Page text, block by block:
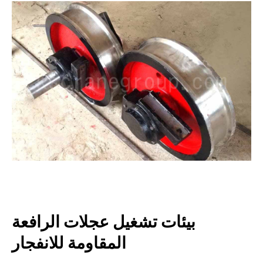
المشاريع
المدونات
التطبيقات
بيئات تشغيل عجلات الرافعة
المقاومة للانفجار